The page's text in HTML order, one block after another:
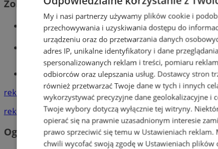
Zobacz również
Wiadomości kryminalne w Orzeszu
Wiadomości lokalne
Tworzenie stron www - Orzesze
reklama
reklama
Ogłoszenia
My i nasi partnerzy używamy plików cookie i
przechowywania i uzyskiwania dostępu do
urządzeniu oraz do przetwarzania danych
adres IP, unikalne identyfikatory i dane
spersonalizowanych reklam i treści, pomiaru
odbiorców oraz ulepszania usług. Dostawcy stron
również przetwarzać Twoje dane w tych i innych
wykorzystywać precyzyjne dane geolokalizacyjne i
Twoje wybory dotyczą wyłącznie tej witryny.
opierać się na prawnie uzasadnionym interesie
prawo sprzeciwić się temu w Ustawieniach reklam.
chwili wycofać swoją zgodę w Ustawieniach plików